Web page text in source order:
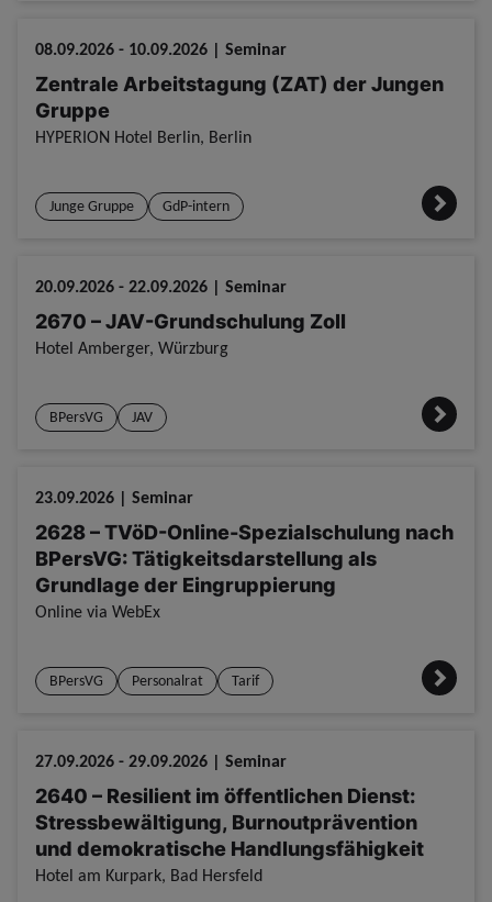
08.09.2026 - 10.09.2026 | Seminar
Zentrale Arbeitstagung (ZAT) der Jungen
Gruppe
HYPERION Hotel Berlin, Berlin
Junge Gruppe GdP-intern
20.09.2026 - 22.09.2026 | Seminar
2670 – JAV-Grundschulung Zoll
Hotel Amberger, Würzburg
BPersVG JAV
23.09.2026 | Seminar
2628 – TVöD-Online-Spezialschulung nach
BPersVG: Tätigkeitsdarstellung als
Grundlage der Eingruppierung
Online via WebEx
BPersVG Personalrat Tarif
27.09.2026 - 29.09.2026 | Seminar
2640 – Resilient im öffentlichen Dienst:
Stressbewältigung, Burnoutprävention
und demokratische Handlungsfähigkeit
Hotel am Kurpark, Bad Hersfeld